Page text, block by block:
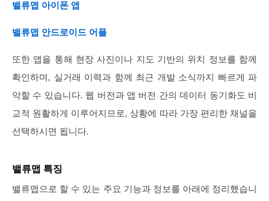
밸류맵 아이폰 앱
밸류맵 안드로이드 어플
또한 앱을 통해 현장 사진이나 지도 기반의 위치 정보를 함께
확인하며, 실거래 이력과 함께 최근 개발 소식까지 빠르게 파
악할 수 있습니다. 웹 버전과 앱 버전 간의 데이터 동기화도 비
교적 원활하게 이루어지므로, 상황에 따라 가장 편리한 채널을
선택하시면 됩니다.
밸류맵 특징
밸류맵으로 할 수 있는 주요 기능과 정보를 아래에 정리했습니